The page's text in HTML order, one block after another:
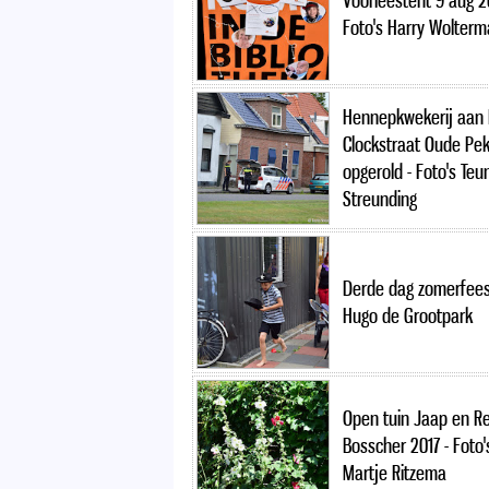
Foto's Harry
Hennepkwekerij aan
Clockstraat Oude
opgerold - Foto's
Streunding
Derde dag
Hugo de Grootpark
Open tuin Jaap en
Bosscher 2017 -
Martje Ritzema